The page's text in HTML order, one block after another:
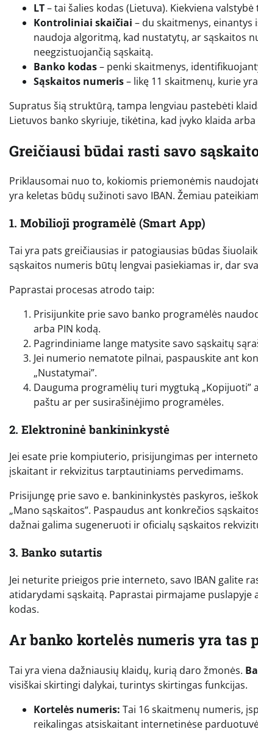
LT– tai šalies kodas (Lietuva). Kiekviena
Kontroliniai skaičiai – du skaitmenys,
naudoja algoritmą, kad nustatytų, ar sąskaitos
neegzistuojančią sąskaitą.
Banko kodas– penki skaitmenys,
Sąskaitos numeris– likę 11 skaitmenų, kurie
Supratus šią struktūrą, tampa lengviau pastebėti
Lietuvos banko skyriuje, tikėtina, kad įvyko klaida
Greičiausi būdai rasti savo
Priklausomai nuo to, kokiomis priemonėmis
yra keletas būdų sužinoti savo IBAN. Žemiau
1. Mobilioji programėlė (Smart App)
Tai yra pats greičiausias ir patogiausias būdas
sąskaitos numeris būtų lengvai pasiekiamas ir, dar
Paprastai procesas atrodo taip:
Prisijunkite prie savo banko programėlės
arba PIN kodą.
Pagrindiniame lange matysite savo sąskaitų
Jei numerio nematote pilnai, paspauskite ant
„Nustatymai”.
Dauguma programėlių turi mygtuką „Kopijuoti”
paštu ar per susirašinėjimo programėles.
2. Elektroninė bankininkystė
Jei esate prie kompiuterio, prisijungimas per
įskaitant ir rekvizitus tarptautiniams pervedimams.
Prisijungę prie savo e. bankininkystės paskyros,
„Mano sąskaitos”. Paspaudus ant konkrečios
dažnai galima sugeneruoti ir oficialų sąskaitos
3. Banko sutartis
Jei neturite prieigos prie interneto, savo IBAN galite
atidarydami sąskaitą. Paprastai pirmajame puslapyje
kodas.
Ar banko kortelės numeris yra tas
Tai yra viena dažniausių klaidų, kurią daro žmonės.
visiškai skirtingi dalykai, turintys skirtingas funkcijas.
Kortelės numeris: Tai 16 skaitmenų numeris,
reikalingas atsiskaitant internetinėse